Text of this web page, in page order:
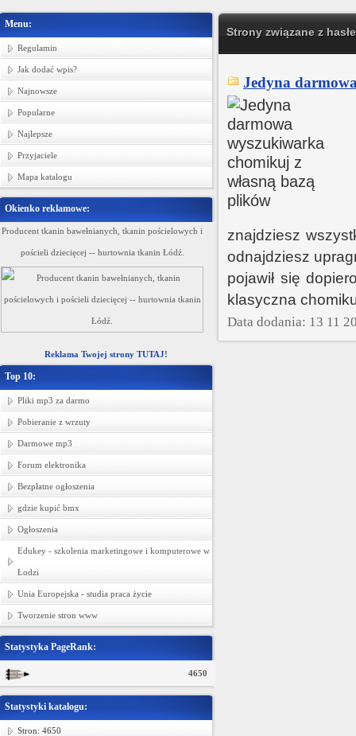
Menu:
Regulamin
Jak dodać wpis?
Najnowsze
Popularne
Najlepsze
Przyjaciele
Mapa katalogu
Okienko reklamowe:
Producent tkanin bawełnianych, tkanin pościelowych i
pościeli dziecięcej -- hurtownia tkanin Łódź.
Ministerstwo Gadżetów
Reklama Twojej strony TUTAJ!
Top 10:
Pliki mp3 za darmo
Pobieranie z wrzuty
Darmowe mp3
Forum elektronika
Bezpłatne ogłoszenia
gdzie kupić bmx
Ogłoszenia
Edukey - szkolenia marketingowe i komputerowe w
Łodzi
Unia Europejska - studia praca życie
Tworzenie stron www
Statystyka PageRank:
4650
Statystyki katalogu:
Stron: 4650
Strony związane z
Jedyna
znajdziesz
odnajdziesz
pojawił się
klasyczna
Data dodania: 13 11